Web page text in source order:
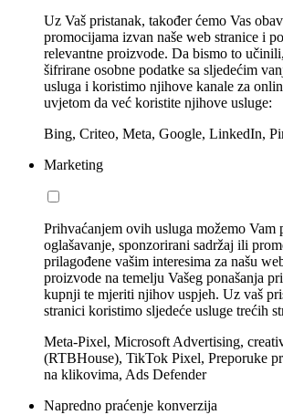
Uz Vaš pristanak, također ćemo Vas
promocijama izvan naše web stranice i
relevantne proizvode. Da bismo to
šifrirane osobne podatke sa sljedećim
usluga i koristimo njihove kanale za
uvjetom da već koristite njihove usluge:
Bing, Criteo, Meta, Google, LinkedIn,
Marketing
Prihvaćanjem ovih usluga možemo Vam
oglašavanje, sponzorirani sadržaj ili
prilagođene vašim interesima za našu
proizvode na temelju Vašeg ponašanja
kupnji te mjeriti njihov uspjeh. Uz vaš
stranici koristimo sljedeće usluge trećih
Meta-Pixel, Microsoft Advertising,
(RTBHouse), TikTok Pixel, Preporuke
na klikovima, Ads Defender
Napredno praćenje konverzija